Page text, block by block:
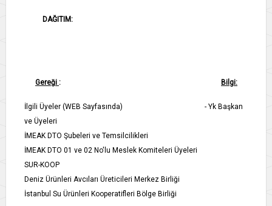
DAĞITIM:
Gereği : Bilgi:
İlgili Üyeler (WEB Sayfasında) - Yk Başkan
ve Üyeleri
İMEAK DTO Şubeleri ve Temsilcilikleri
İMEAK DTO 01 ve 02 No'lu Meslek Komiteleri Üyeleri
SUR-KOOP
Deniz Ürünleri Avcıları Üreticileri Merkez Birliği
İstanbul Su Ürünleri Kooperatifleri Bölge Birliği